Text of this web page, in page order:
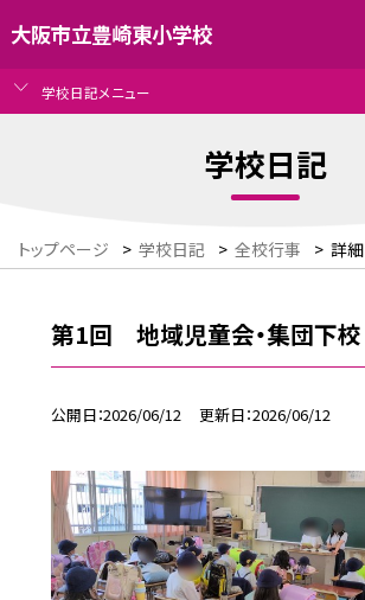
大阪市立豊崎東小学校
学校日記メニュー
学校日記
トップページ > 学校日記 > 全校行事 > 詳細
第1回 地域児童会・集団下校
公開日 2026/06/12 更新日 2026/06/12